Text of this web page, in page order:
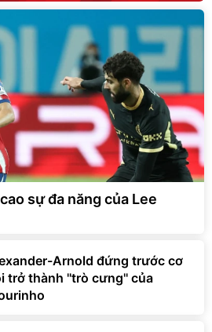
sự đa năng của Lee
Arnold đứng trước cơ
trở thành ''trò cưng'' của